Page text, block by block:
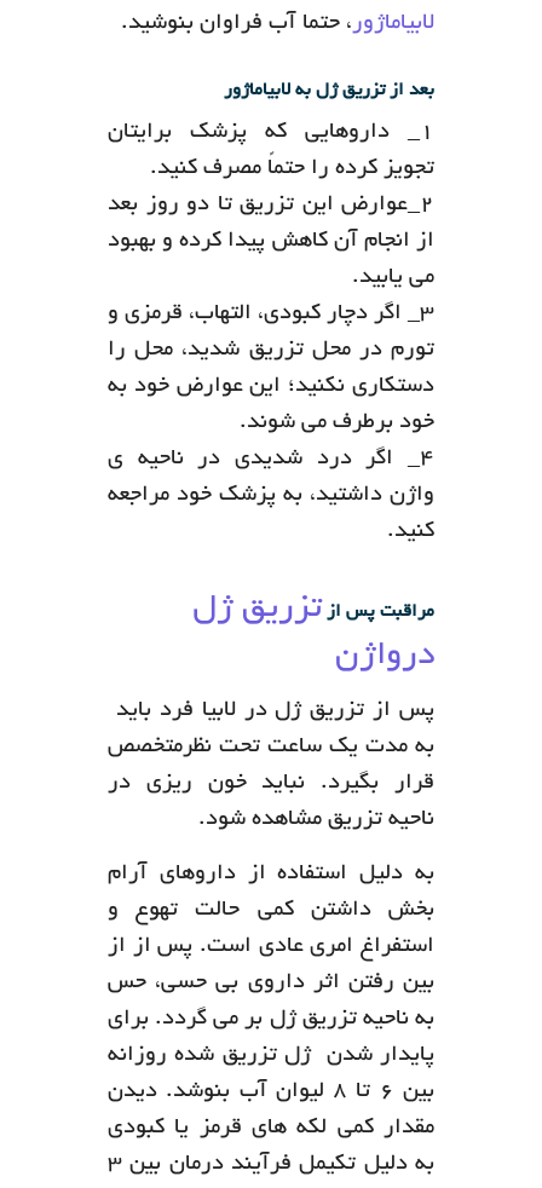
لابیاماژور ، حتما آب فراوان بنوشید.
بعد از تزریق ژل به لابیاماژور
۱_ داروهایی که پزشک برایتان
تجویز کرده را حتماً مصرف کنید.
۲_عوارض این تزریق تا دو روز بعد
از انجام آن کاهش پیدا کرده و بهبود
می یابید.
۳_ اگر دچار کبودی، التهاب، قرمزی و
تورم در محل تزریق شدید، محل را
دستکاری نکنید؛ این عوارض خود به
خود برطرف می شوند.
۴_ اگر درد شدیدی در ناحیه ی
واژن داشتید، به پزشک خود مراجعه
کنید.
مراقبت پس از تزریق ژل
درواژن
پس از تزریق ژل در لابیا فرد باید
به مدت یک ساعت تحت نظرمتخصص
قرار بگیرد. نباید خون ریزی در
ناحیه تزریق مشاهده شود.
به دلیل استفاده از داروهای آرام
بخش داشتن کمی حالت تهوع و
استفراغ امری عادی است. پس از از
بین رفتن اثر داروی بی حسی، حس
به ناحیه تزریق ژل بر می گردد. برای
پایدار شدن ژل تزریق شده روزانه
بین 6 تا 8 لیوان آب بنوشد. دیدن
مقدار کمی لکه های قرمز یا کبودی
به دلیل تکیمل فرآیند درمان بین 3